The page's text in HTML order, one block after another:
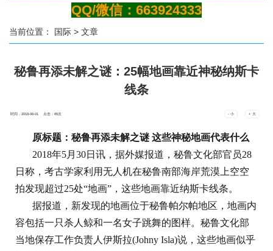
QQ/微信：663924333
当前位置： 国际 > 文章
秘鲁再添未解之谜：25幅地画靠近神秘纳斯卡
线条
时间：2018-06-01 点击：65次 - 小 + 大
原标题：秘鲁再添未解之谜 这些神秘地画代表什么
2018年5月30日讯，据外媒报道，秘鲁文化部官员28
日称，考古学家利用无人机在秘鲁南部海岸荒漠上空空
拍发现超过25处“地画”，这些地画靠近纳斯卡线条。
据报道，新发现的地画位于秘鲁帕尔帕地区，地画内
容包括一只杀人鲸和一名女子跳舞的图样。秘鲁文化部
当地保存工作负责人伊斯拉(Johny Isla)说，这些地画似乎